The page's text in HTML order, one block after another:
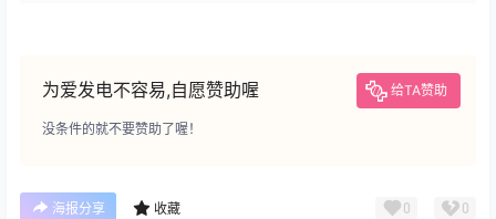
为爱发电不容易,自愿赞助喔 给TA赞助
没条件的就不要赞助了喔！
海报分享 收藏 0 0